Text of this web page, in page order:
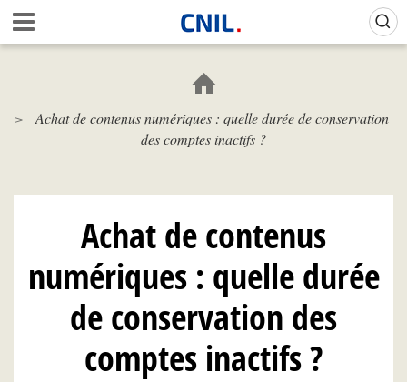
Aller
au
contenu
c
i
N
L
Achat de contenus numériques : quelle durée de conservation
des comptes inactifs ?
Achat de contenus
numériques : quelle durée
de conservation des
comptes inactifs ?
Gestion de vos préférences sur les cookies (témoins de connexion)